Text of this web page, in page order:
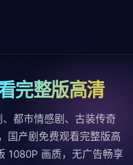
完整版高清
都市情感剧、古装传奇
国产剧免费观看完整版高
1080P 画质，无广告畅享